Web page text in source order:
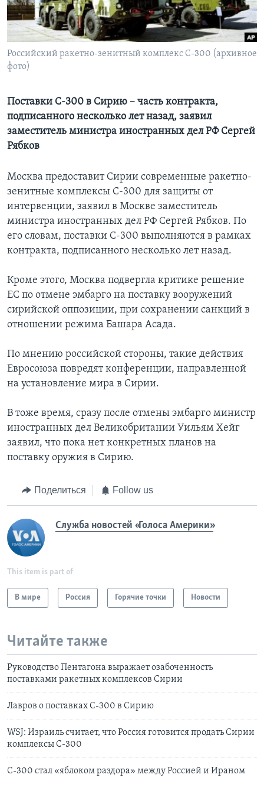
Learning English
СОЦИАЛЬНЫЕ СЕТИ
Языки
Российский ракетно-зенитный комплекс С-300 (архивное
фото)
Поставки С-300 в Сирию – часть контракта,
подписанного несколько лет назад, заявил
заместитель министра иностранных дел РФ Сергей
Рябков
Москва предоставит Сирии современные ракетно-
зенитные комплексы С-300 для защиты от
интервенции, заявил в Москве заместитель
министра иностранных дел РФ Сергей Рябков. По
его словам, поставки С-300 выполняются в рамках
контракта, подписанного несколько лет назад.
Кроме этого, Москва подвергла критике решение
ЕС по отмене эмбарго на поставку вооружений
сирийской оппозиции, при сохранении санкций в
отношении режима Башара Асада.
По мнению российской стороны, такие действия
Евросоюза повредят конференции, направленной
на установление мира в Сирии.
В тоже время, сразу после отмены эмбарго министр
иностранных дел Великобритании Уильям Хейг
заявил, что пока нет конкретных планов на
поставку оружия в Сирию.
Поделиться Follow us
Служба новостей «Голоса Америки»
This item is part of
В мире Россия Горячие точки Новости
Читайте также
Руководство Пентагона выражает озабоченность
поставками ракетных комплексов Сирии
Лавров о поставках С-300 в Сирию
WSJ: Израиль считает, что Россия готовится продать Сирии
комплексы С-300
С-300 стал «яблоком раздора» между Россией и Ираном